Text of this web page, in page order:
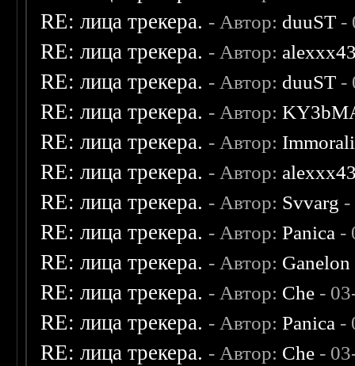
RE: лица трекера. - Автор: duuST -
RE: лица трекера. - Автор:
RE: лица трекера. - Автор: duuST -
RE: лица трекера. - Автор:
RE: лица трекера. - Автор:
RE: лица трекера. - Автор:
RE: лица трекера. - Автор: Svvarg -
RE: лица трекера. - Автор:Panica -
RE: лица трекера. - Автор: Ganelon
RE: лица трекера. - Автор: Che -
RE: лица трекера. - Автор:Panica -
RE: лица трекера. - Автор: Che -